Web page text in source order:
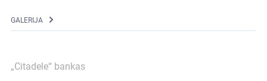
GALERIJA
„Citadele“ bankas